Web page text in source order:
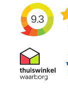
9.3